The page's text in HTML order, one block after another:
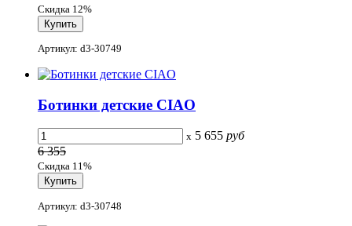
Скидка 12%
Артикул: d3-30749
Ботинки детские CIAO
x 5 655 руб
6 355
Скидка 11%
Артикул: d3-30748